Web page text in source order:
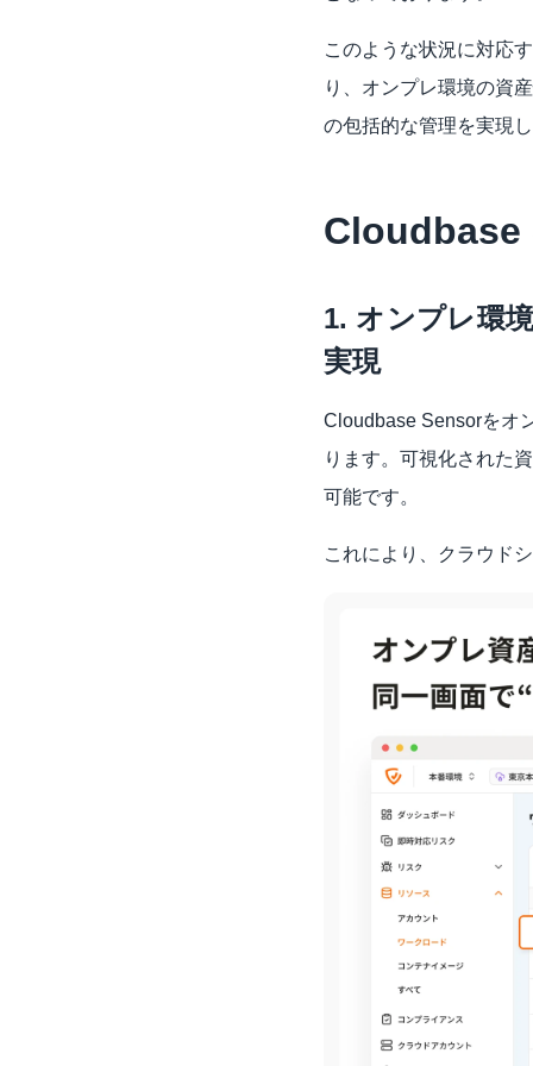
このような状況に対応
り、オンプレ環境の資
の包括的な管理を実現
1. オンプレ環
実現
Cloudbase Sensorをオ
ります。可視化された
可能です。
これにより、クラウド